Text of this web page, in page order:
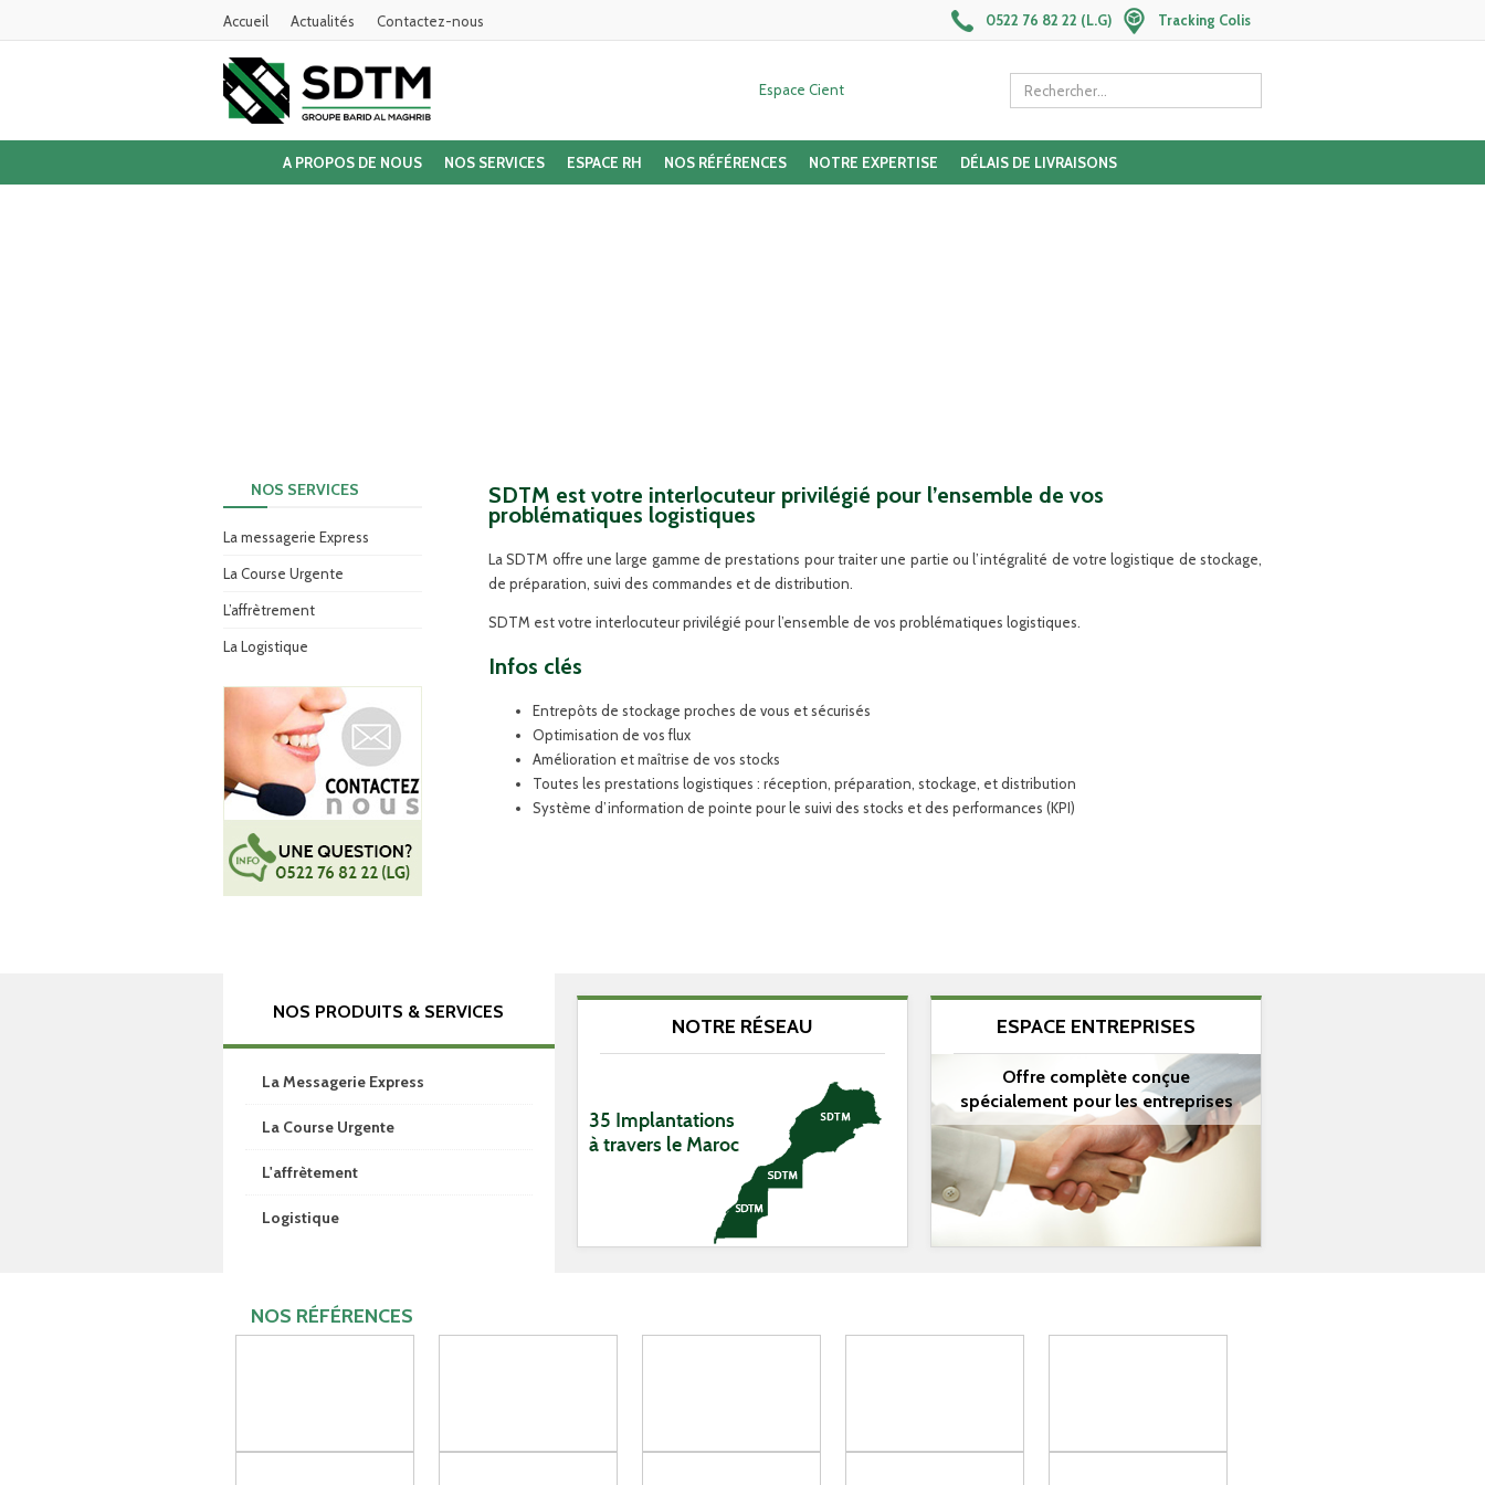
Accueil Actualités Contactez-nous 0522 76 82 22 (L.G) Tracking Colis
Espace Cient
A PROPOS DE NOUS NOS SERVICES ESPACE RH NOS RÉFÉRENCES NOTRE EXPERTISE DÉLAIS DE LIVRAISONS
NOS SERVICES
La messagerie Express
La Course Urgente
L’affrètrement
La Logistique
SDTM est votre interlocuteur privilégié pour l’ensemble de vos
problématiques logistiques
La SDTM offre une large gamme de prestations pour traiter une partie ou l’intégralité de votre logistique de stockage,
de préparation, suivi des commandes et de distribution.
SDTM est votre interlocuteur privilégié pour l’ensemble de vos problématiques logistiques.
Infos clés
Entrepôts de stockage proches de vous et sécurisés
Optimisation de vos flux
Amélioration et maîtrise de vos stocks
Toutes les prestations logistiques : réception, préparation, stockage, et distribution
Système d’information de pointe pour le suivi des stocks et des performances (KPI)
NOS PRODUITS & SERVICES
La Messagerie Express
La Course Urgente
L'affrètement
Logistique
NOTRE RÉSEAU ESPACE ENTREPRISES
Offre complète conçue
spécialement pour les entreprises
NOS RÉFÉRENCES